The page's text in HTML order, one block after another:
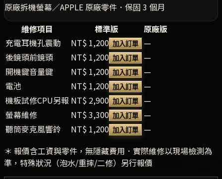
原廠拆機螢幕／APPLE 原廠零件．保固 3 個月
維修項目
標準版
原廠版
充電耳機孔震動
NT$ 1,200 加入訂單
—
後鏡頭前鏡頭
NT$ 1,200 加入訂單
—
開機鍵音量鍵
NT$ 1,200 加入訂單
—
電池
NT$ 1,200 加入訂單
—
機板試修CPU另報 NT$ 2,900 加入訂單
—
螢幕維修
NT$ 3,300 加入訂單
—
聽筒麥克風響鈴
NT$ 1,200 加入訂單
—
＊ 報價含工資與零件，無隱藏費用．實際維修以現場檢測為
準，特殊狀況（泡水/重摔/二修）另行報價